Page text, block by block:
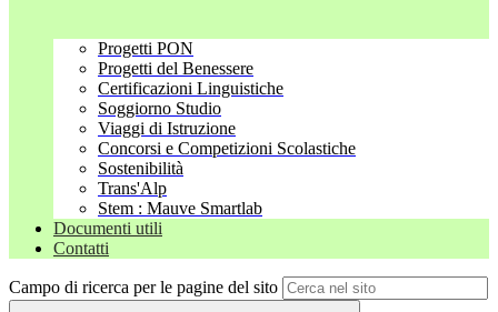
Progetti PON
Progetti del Benessere
Certificazioni Linguistiche
Soggiorno Studio
Viaggi di Istruzione
Concorsi e Competizioni Scolastiche
Sostenibilità
Trans'Alp
Stem : Mauve Smartlab
Documenti utili
Contatti
Campo di ricerca per le pagine del sito